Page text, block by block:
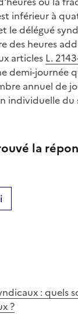
inférieur à
le délégué
des heures
articles L.
demi-journée
annuel de
individuelle du
la
: quels
?